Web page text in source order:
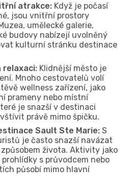
atrakce: Když je počasí
jsou vnitřní prostory
umělecké galerie,
budovy nabízejí uvolněný
kulturní stránku destinace
relaxaci: Klidnější město je
Mnoho cestovatelů volí
wellness zařízení, jako
prameny nebo místní
je snazší v destinaci
právě mimo špičku.
Sault Ste Marie: S
je často snazší navázat
života. Aktivity jako
s průvodcem nebo
působí mimo hlavní